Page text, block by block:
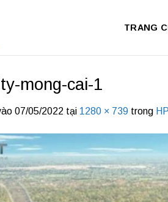
TRANG
mong-cai-1
07/05/2022 tại 1280 × 739 trong